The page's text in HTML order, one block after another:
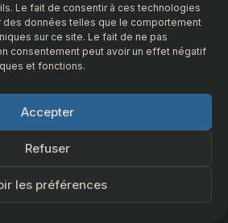
Le fait de consentir à ces technologies
des données telles que le comportement
sur ce site. Le fait de ne pas
consentement peut avoir un effet négatif
et fonctions.
Accepter
Refuser
les préférences